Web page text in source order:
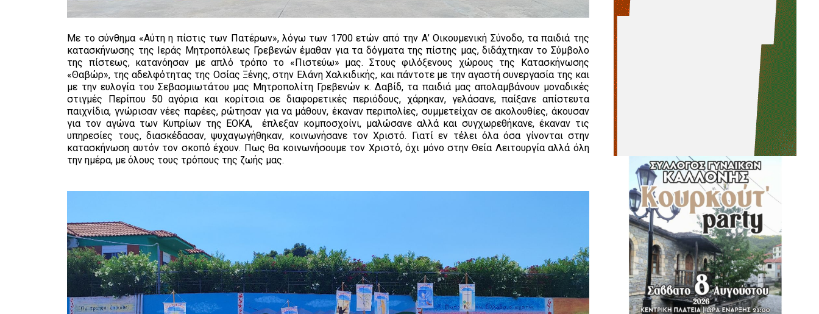
Με το σύνθημα «Αύτη η πίστις των Πατέρων», λόγω των 1700 ετών από την Α’ Οικουμενική Σύνοδο, τα παιδιά της
κατασκήνωσης της Ιεράς Μητροπόλεως Γρεβενών έμαθαν για τα δόγματα της πίστης μας, διδάχτηκαν το Σύμβολο
της πίστεως, κατανόησαν με απλό τρόπο το «Πιστεύω» μας. Στους φιλόξενους χώρους της Κατασκήνωσης
«Θαβώρ», της αδελφότητας της Οσίας Ξένης, στην Ελάνη Χαλκιδικής, και πάντοτε με την αγαστή συνεργασία της και
με την ευλογία του Σεβασμιωτάτου μας Μητροπολίτη Γρεβενών κ. Δαβίδ, τα παιδιά μας απολαμβάνουν μοναδικές
στιγμές Περίπου 50 αγόρια και κορίτσια σε διαφορετικές περιόδους, χάρηκαν, γελάσανε, παίξανε απίστευτα
παιχνίδια, γνώρισαν νέες παρέες, ρώτησαν για να μάθουν, έκαναν περιπολίες, συμμετείχαν σε ακολουθίες, άκουσαν
για τον αγώνα των Κυπρίων της ΕΟΚΑ, έπλεξαν κομποσχοίνι, μαλώσανε αλλά και συγχωρεθήκανε, έκαναν τις
υπηρεσίες τους, διασκέδασαν, ψυχαγωγήθηκαν, κοινωνήσανε τον Χριστό. Γιατί εν τέλει όλα όσα γίνονται στην
κατασκήνωση αυτόν τον σκοπό έχουν. Πως θα κοινωνήσουμε τον Χριστό, όχι μόνο στην Θεία Λειτουργία αλλά όλη
την ημέρα, με όλους τους τρόπους της ζωής μας.